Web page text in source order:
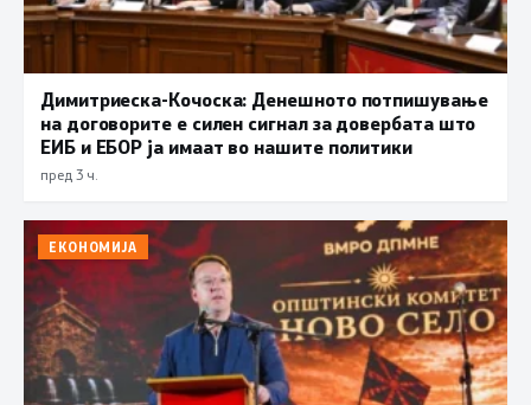
Димитриеска-Кочоска: Денешното потпишување
на договорите е силен сигнал за довербата што
ЕИБ и ЕБОР ја имаат во нашите политики
пред 3 ч.
ЕКОНОМИЈА